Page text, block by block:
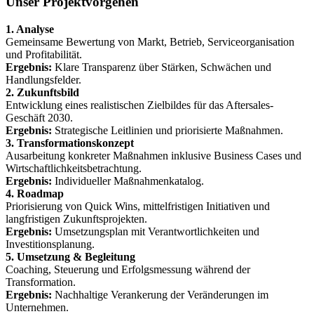
1. Analyse
Gemeinsame Bewertung von Markt, Betrieb, Serviceorganisation
und Profitabilität.
Ergebnis: Klare Transparenz über Stärken, Schwächen und
Handlungsfelder.
2. Zukunftsbild
Entwicklung eines realistischen Zielbildes für das Aftersales-
Geschäft 2030.
Ergebnis: Strategische Leitlinien und priorisierte Maßnahmen.
3. Transformationskonzept
Ausarbeitung konkreter Maßnahmen inklusive Business Cases und
Wirtschaftlichkeitsbetrachtung.
Ergebnis: Individueller Maßnahmenkatalog.
4. Roadmap
Priorisierung von Quick Wins, mittelfristigen Initiativen und
langfristigen Zukunftsprojekten.
Ergebnis: Umsetzungsplan mit Verantwortlichkeiten und
Investitionsplanung.
5. Umsetzung & Begleitung
Coaching, Steuerung und Erfolgsmessung während der
Transformation.
Ergebnis: Nachhaltige Verankerung der Veränderungen im
Unternehmen.